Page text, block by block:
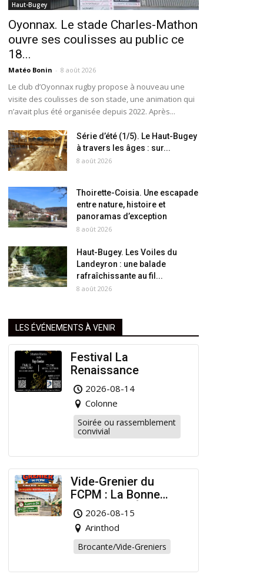
Haut-Bugey
Oyonnax. Le stade Charles-Mathon
ouvre ses coulisses au public ce
18...
Matéo Bonin - 8 août 2026
Le club d’Oyonnax rugby propose à nouveau une
visite des coulisses de son stade, une animation qui
n’avait plus été organisée depuis 2022. Après...
Série d’été (1/5). Le Haut-Bugey
à travers les âges : sur...
8 août 2026
Thoirette-Coisia. Une escapade
entre nature, histoire et
panoramas d’exception
8 août 2026
Haut-Bugey. Les Voiles du
Landeyron : une balade
rafraîchissante au fil...
8 août 2026
LES ÉVÉNEMENTS À VENIR
Festival La
Renaissance
2026-08-14
Colonne
Soirée ou rassemblement
convivial
Vide-Grenier du
FCPM : La Bonne
Affaire de l’Été à
Arinthod !
2026-08-15
Arinthod
Brocante/Vide-Greniers